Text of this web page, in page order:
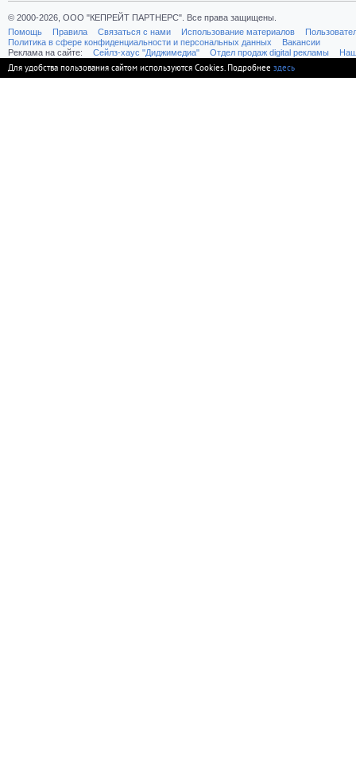
© 2000-2026, ООО "КЕПРЕЙТ ПАРТНЕРС". Все права защищены.
Помощь
Правила Связаться с нами Использование материалов
Политика в сфере конфиденциальности и персональных данных
Вакансии
Реклама на сайте:
Cейлз-хаус "Диджимедиа" Отдел продаж digital рекламы
Для удобства пользования сайтом используются Cookies. Подробнее здесь